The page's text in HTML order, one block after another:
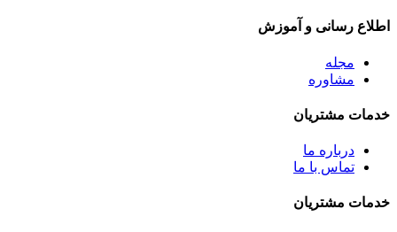
اطلاع رسانی و آموزش
مجله
مشاوره
خدمات مشتریان
درباره ما
تماس با ما
خدمات مشتریان